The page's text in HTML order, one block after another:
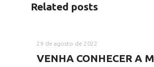
Related posts
29 de agosto de 2022
VENHA CONHECER A